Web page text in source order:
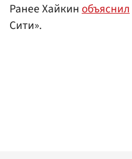
Ранее Хайкинобъяснил
Сити».